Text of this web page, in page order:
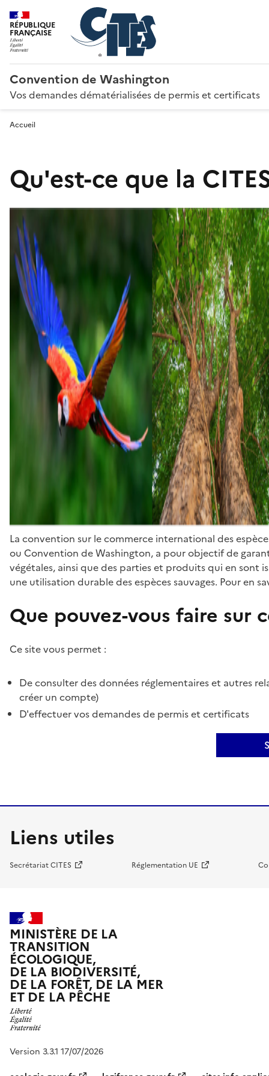
RÉPUBLIQUE
FRANÇAISE
Convention de Washington
Vos demandes dématérialisées de permis et certificats
Accueil
Qu'est-ce que la
La convention sur le commerce international des
ou Convention de Washington, a pour objectif de
végétales, ainsi que des parties et produits qui en sont
une utilisation durable des espèces sauvages. Pour en
Que pouvez-vous faire sur
Ce site vous permet :
De consulter des données réglementaires et autres
créer un compte)
D'effectuer vos demandes de permis et certificats
Liens utiles
Secrétariat CITES Réglementation UE
MINISTÈRE DE LA
TRANSITION
ÉCOLOGIQUE,
DE LA BIODIVERSITÉ,
DE LA FORÊT, DE LA MER
ET DE LA PÊCHE
Version 3.3.1 17/07/2026